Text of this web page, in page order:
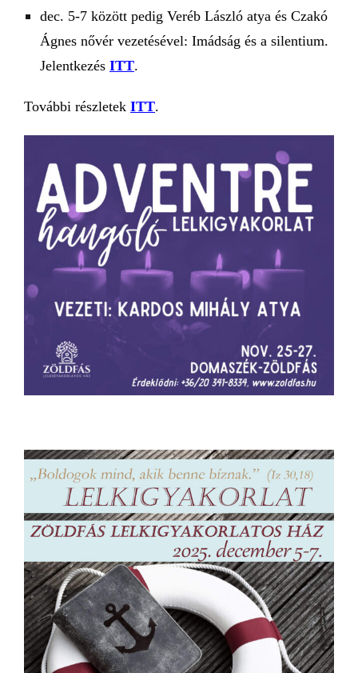
dec. 5-7 között pedig Veréb László atya és Czakó
Ágnes nővér vezetésével: Imádság és a silentium.
Jelentkezés ITT.
További részletek ITT.